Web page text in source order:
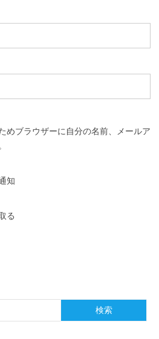
めブラウザーに自分の名前、メールア
知
る
検索